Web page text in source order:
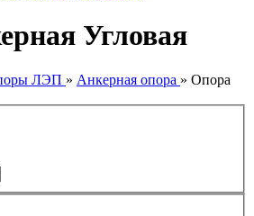
Угловая
ЛЭП » Анкерная опора » Опора